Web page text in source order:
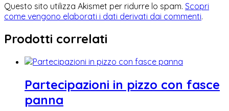
Questo sito utilizza Akismet per ridurre lo spam. Scopri
come vengono elaborati i dati derivati dai commenti.
Prodotti correlati
Partecipazioni in pizzo con fasce
panna